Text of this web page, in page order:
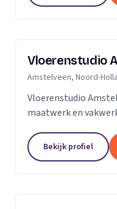
Vloerenstudio
Amstelveen, Noord-
Vloerenstudio
maatwerk en
om type materiaal,
Geen...
Bekijk profiel